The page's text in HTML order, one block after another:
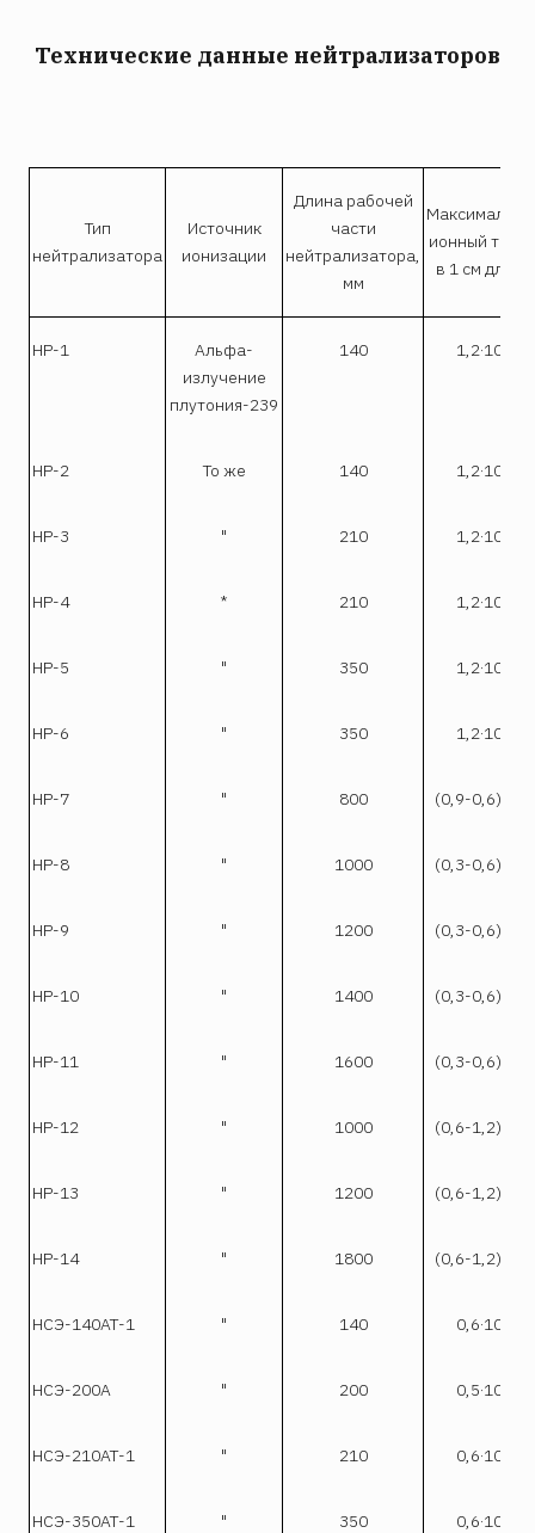
Технические данные нейтрализаторов
Тип
нейтрализатора
Источник
ионизации
Длина рабочей
части
нейтрализатора,
мм
ионный ток (
в 1 см длины
НР-1
Альфа-
излучение
плутония-239
140 1,2·10
НР-2 То же 140 1,2·10
НР-3 " 210 1,2·10
НР-4 * 210 1,2·10
НР-5 " 350 1,2·10
НР-6 " 350 1,2·10
НР-7 " 800 (0,9-0,6)·10
НР-8 " 1000 (0,3-0,6)·10
НР-9 " 1200 (0,3-0,6)·10
НР-10 " 1400 (0,3-0,6)·10
НР-11 " 1600 (0,3-0,6)·10
НР-12 " 1000 (0,6-1,2)·10
НР-13 " 1200 (0,6-1,2)·10
НР-14 " 1800 (0,6-1,2)·10
НСЭ-140АТ-1 " 140 0,6·10
НСЭ-200А " 200 0,5·10
НСЭ-210АТ-1 " 210 0,6·10
НСЭ-350АТ-1 " 350 0,6·10